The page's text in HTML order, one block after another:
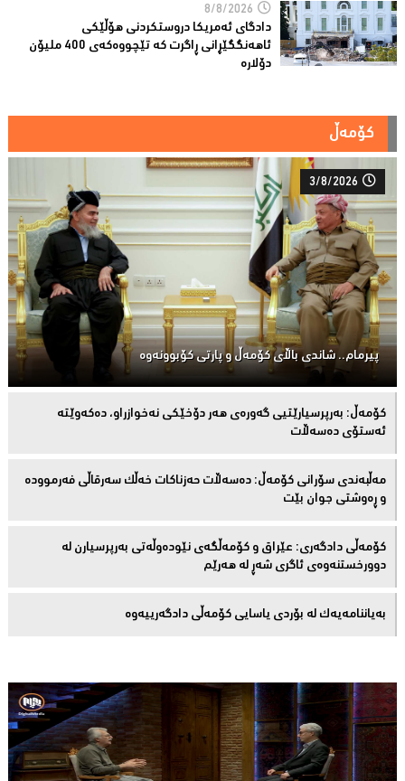
8/8/2026
دادگای ئەمریكا دروستكردنی هۆڵێكی
ئاهەنگگێڕانی ڕاگرت كە تێچووەكەی 400 ملیۆن
دۆلارە
کۆمەڵ
3/8/2026
پیرمام.. شاندی باڵای كۆمه‌ڵ و پارتی كۆبوونه‌وه‌
كۆمەڵ: بەرپرسیارێتیی گەورەی هەر دۆخێکی نەخوازراو، دەكەوێتە
ئەستۆی دەسەڵات
مەڵبەندى سۆرانى کۆمەڵ: دەسەڵات حەزناکات خەڵک سەرقاڵى فەرموودە
و ڕەوشتى جوان بێت
کۆمەڵى دادگەرى: عێراق و كۆمەڵگەی نێودەوڵەتی بەرپرسیارن لە
دوورخستنەوەى ئاگری شەڕ لە هەرێم
بەیاننامەیەک لە بۆردی یاسایی کۆمەڵی دادگەرییەوە